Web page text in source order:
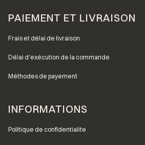
PAIEMENT ET LIVRAISON
Frais et délai de livraison
Délai d'exécution de la commande
Méthodes de payement
INFORMATIONS
Politique de confidentialite